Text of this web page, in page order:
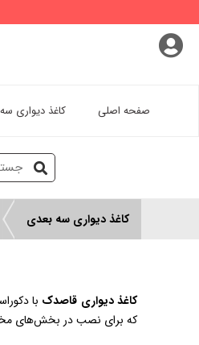
پروفایل کاربری
خروج از اکانت
صفحه اصلی کاغذ دیواری
کاغذ دیواری سه بعدی
کاغذ دیواری قاصدک با
که برای نصب در بخش‌های